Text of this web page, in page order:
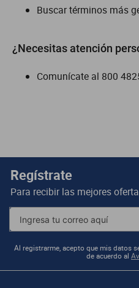
Buscar términos más
¿Necesitas atención
Comunícate al 800
Regístrate
Para recibir las mejores
Al registrarme, acepto que mis datos
de acuerdo al
dm 300